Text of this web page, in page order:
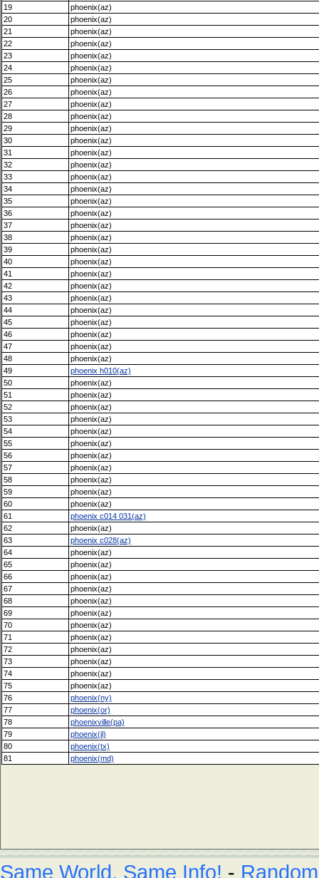
19
phoenix(az)
20
phoenix(az)
21
phoenix(az)
22
phoenix(az)
23
phoenix(az)
24
phoenix(az)
25
phoenix(az)
26
phoenix(az)
27
phoenix(az)
28
phoenix(az)
29
phoenix(az)
30
phoenix(az)
31
phoenix(az)
32
phoenix(az)
33
phoenix(az)
34
phoenix(az)
35
phoenix(az)
36
phoenix(az)
37
phoenix(az)
38
phoenix(az)
39
phoenix(az)
40
phoenix(az)
41
phoenix(az)
42
phoenix(az)
43
phoenix(az)
44
phoenix(az)
45
phoenix(az)
46
phoenix(az)
47
phoenix(az)
48
phoenix(az)
49
phoenix h010(az)
50
phoenix(az)
51
phoenix(az)
52
phoenix(az)
53
phoenix(az)
54
phoenix(az)
55
phoenix(az)
56
phoenix(az)
57
phoenix(az)
58
phoenix(az)
59
phoenix(az)
60
phoenix(az)
61
phoenix c014 031(az)
62
phoenix(az)
63
phoenix c028(az)
64
phoenix(az)
65
phoenix(az)
66
phoenix(az)
67
phoenix(az)
68
phoenix(az)
69
phoenix(az)
70
phoenix(az)
71
phoenix(az)
72
phoenix(az)
73
phoenix(az)
74
phoenix(az)
75
phoenix(az)
76
phoenix(ny)
77
phoenix(or)
78
phoenixville(pa)
79
phoenix(il)
80
phoenix(tx)
81
phoenix(md)
Same World, Same Info! -